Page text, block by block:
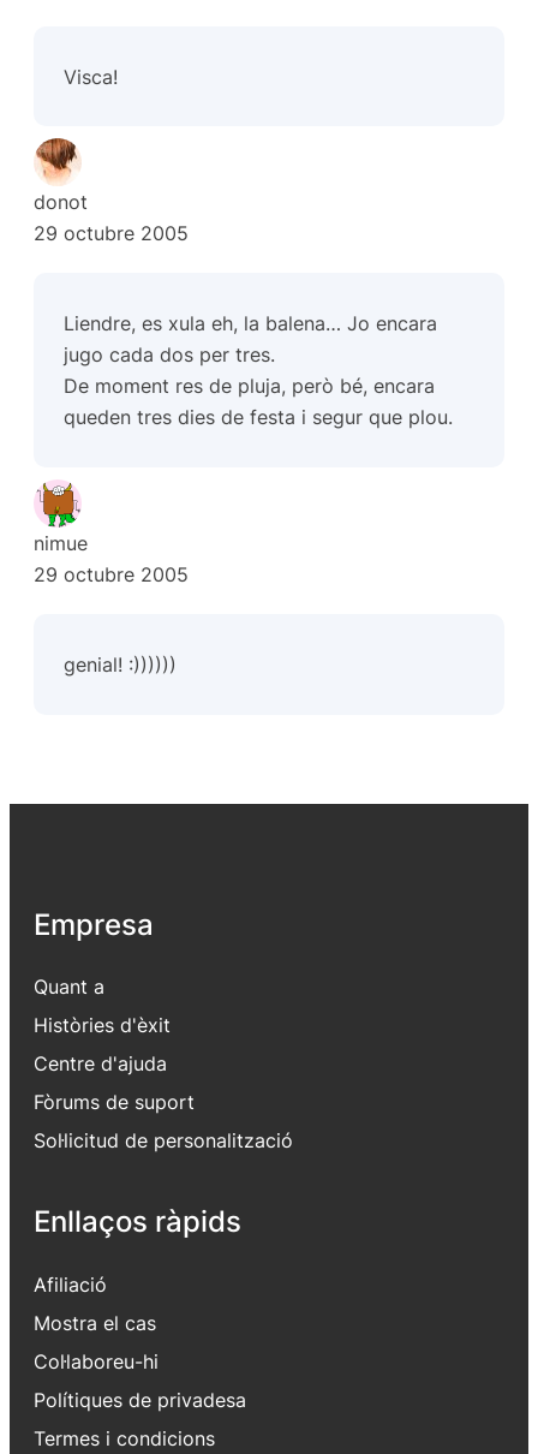
Visca!
donot
29 octubre 2005
Liendre, es xula eh, la balena… Jo encara
jugo cada dos per tres.
De moment res de pluja, però bé, encara
queden tres dies de festa i segur que plou.
nimue
29 octubre 2005
genial! :))))))
Empresa
Quant a
Històries d'èxit
Centre d'ajuda
Fòrums de suport
Sol·licitud de personalització
Enllaços ràpids
Afiliació
Mostra el cas
Col·laboreu-hi
Polítiques de privadesa
Termes i condicions